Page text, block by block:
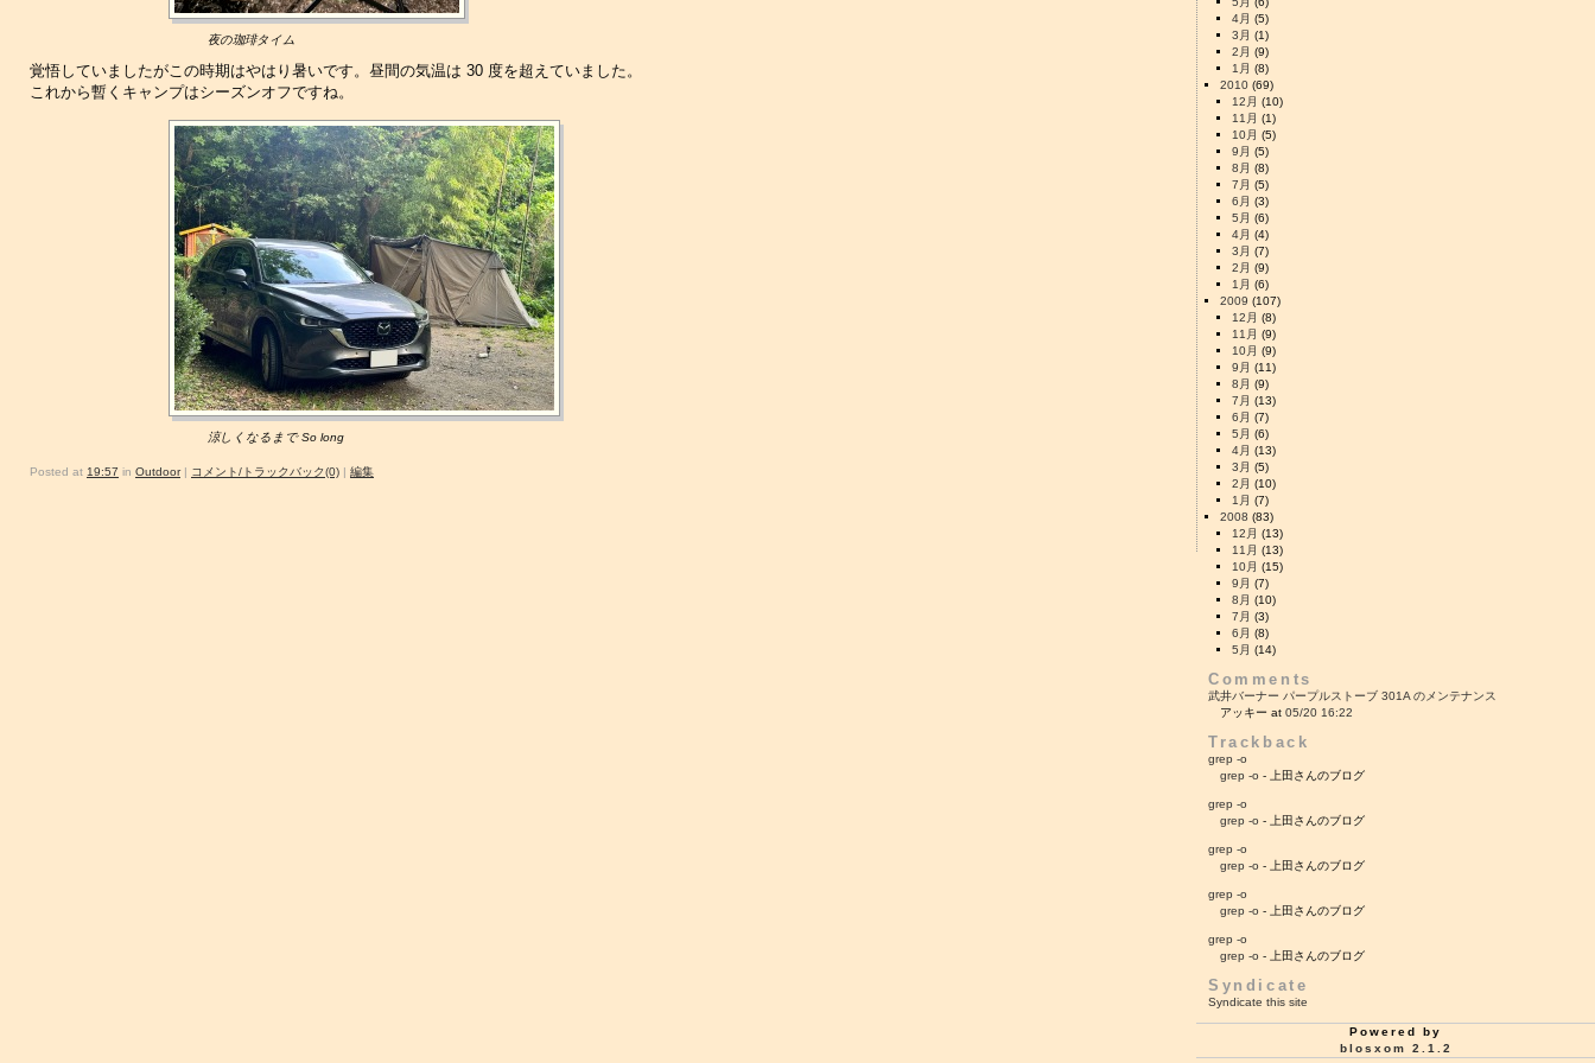
夜の珈琲タイム
覚悟していましたがこの時期はやはり暑いです。昼間の気温は 30 度を超えていました。
これから暫くキャンプはシーズンオフですね。
涼しくなるまで So long
Posted at 19:57 in Outdoor| コメント/トラックバック(0) | 編集
4月 (5)
3月 (1)
2月 (9)
1月 (8)
2010 (69)
12月 (10)
11月 (1)
10月 (5)
9月 (5)
8月 (8)
7月 (5)
6月 (3)
5月 (6)
4月 (4)
3月 (7)
2月 (9)
1月 (6)
2009 (107)
12月 (8)
11月 (9)
10月 (9)
9月 (11)
8月 (9)
7月 (13)
6月 (7)
5月 (6)
4月 (13)
3月 (5)
2月 (10)
1月 (7)
2008 (83)
12月 (13)
11月 (13)
10月 (15)
9月 (7)
8月 (10)
7月 (3)
6月 (8)
5月 (14)
Comments
武井バーナー パープルストーブ 301A のメンテナンス
アッキー at 05/20 16:22
Trackback
grep -o
grep -o - 上田さんのブログ
grep -o
grep -o - 上田さんのブログ
grep -o
grep -o - 上田さんのブログ
grep -o
grep -o - 上田さんのブログ
grep -o
grep -o - 上田さんのブログ
Syndicate
Syndicate this site
Powered by
blosxom 2.1.2